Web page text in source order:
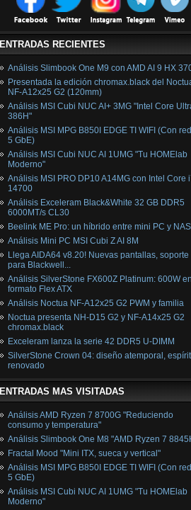
ENTRADAS RECIENTES
Análisis Slimbook One M9 con AMD AI 9 HX
Presentada la edición chromax.black del
NF‑A12x25 G2 (120mm)
Análisis MSI Cubi NUC AI+ 3MG "Intel Core
386H"
Análisis MSI MPG B850I EDGE TI WIFI (Con
5 GbE)
Análisis MSI Cubi NUC AI 1UMG "Tu HOMElab
Moderno"
Análisis MSI PRO DP10 A14MG con Intel Core
14700
Análisis Exceleram Black&White 32 GB DDR5
6000MT/s CL30
Beelink ME Pro: un híbrido entre mini PC y NAS
Análisis Mini PC MSI Cubi Z AI 8M
Llega AIDA64 v8.20! Nuevas pantallas, soporte
para Blackwell...
Análisis SilverStone FX600Z Platinum: 600W
formato Flex ATX
Análisis Noctua NF-A12x25 G2 PWM y familia
Noctua presenta NH-D15 G2 y NF-A14x25 G2
chromax.black
Exceleram lanza la serie 42 DDR5 U-DIMM
SilverStone Crown 04: diseño atemporal,
renovado
ENTRADAS MAS VISITADAS
Análisis AMD Ryzen 7 8700G "Reduciendo
consumo y temperatura"
Análisis Slimbook One M8 "AMD Ryzen 7
Fractal Mood "Mini ITX, sueca y vertical"
Análisis MSI MPG B850I EDGE TI WIFI (Con
5 GbE)
Análisis MSI Cubi NUC AI 1UMG "Tu HOMElab
Moderno"